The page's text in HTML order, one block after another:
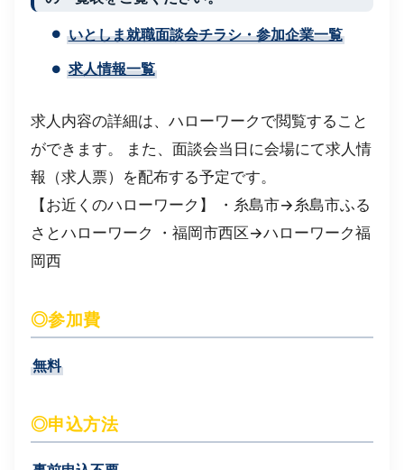
いとしま就職面談会チラシ・参加企業一覧
求人情報一覧
求人内容の詳細は、ハローワークで閲覧すること
ができます。 また、面談会当日に会場にて求人情
報（求人票）を配布する予定です。
【お近くのハローワーク】 ・糸島市→糸島市ふる
さとハローワーク ・福岡市西区→ハローワーク福
岡西
◎参加費
無料
◎申込方法